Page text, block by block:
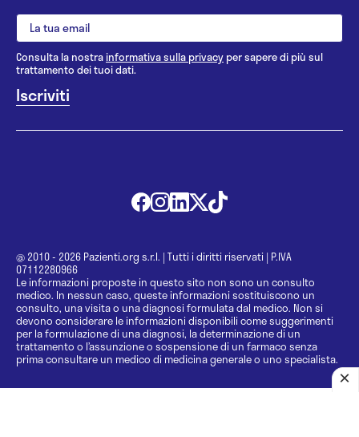
Consulta la nostrainformativa sulla privacy per sapere di più sul
trattamento dei tuoi dati.
@ 2010 - 2026 Pazienti.org s.r.l. | Tutti i diritti riservati | P.IVA
07112280966
Le informazioni proposte in questo sito non sono un consulto
medico. In nessun caso, queste informazioni sostituiscono un
consulto, una visita o una diagnosi formulata dal medico. Non si
devono considerare le informazioni disponibili come suggerimenti
per la formulazione di una diagnosi, la determinazione di un
trattamento o l’assunzione o sospensione di un farmaco senza
prima consultare un medico di medicina generale o uno specialista.